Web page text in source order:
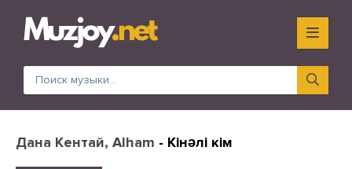
Дана Кентай, Alham - Кінәлі кім